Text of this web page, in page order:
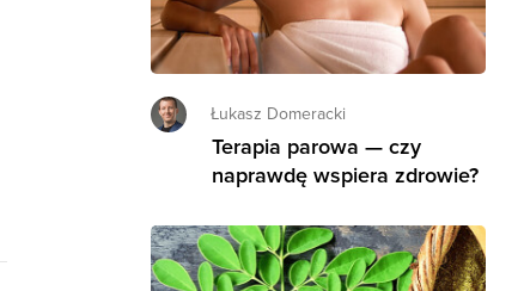
Łukasz Domeracki
Terapia parowa — czy
naprawdę wspiera zdrowie?